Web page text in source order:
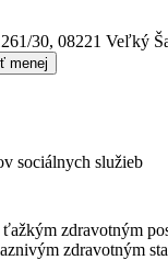
30, 08221 Veľký
menej
sociálnych služieb
ťažkým zdravotným
zdravotným